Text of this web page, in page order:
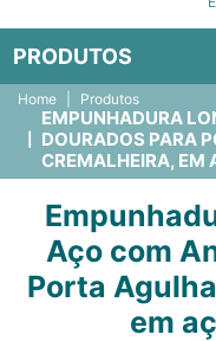
PRODUTOS
Home Produtos
EMPUNHADURA
DOURADOS PARA
CREMALHEIRA, EM
Aço com
Porta
em